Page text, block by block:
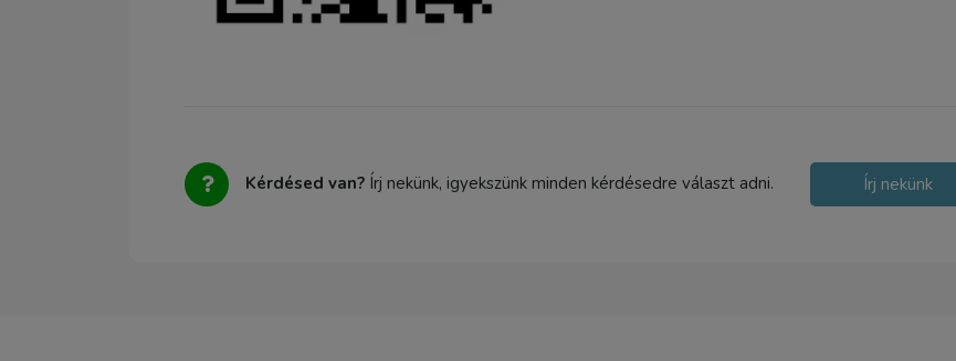
Kérdésed van? Írj nekünk, igyekszünk minden kérdésedre választ adni. Írj nekünk